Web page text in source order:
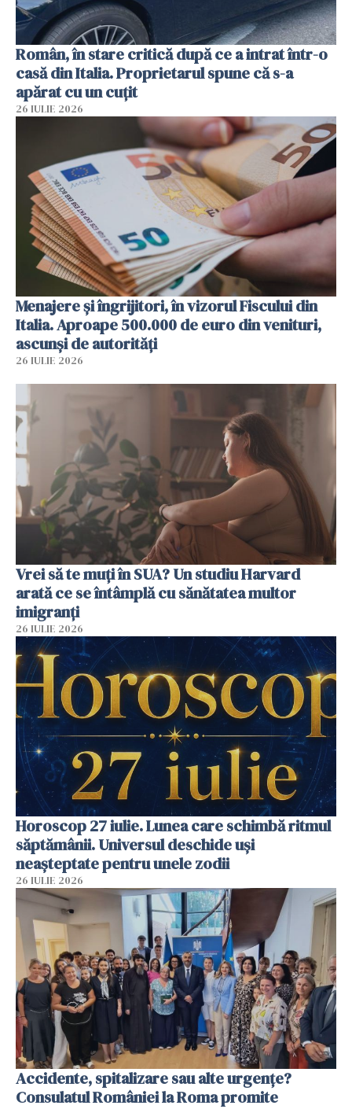
Român, în stare critică după ce a intrat într-o
casă din Italia. Proprietarul spune că s-a
apărat cu un cuțit
26 IULIE 2026
Menajere și îngrijitori, în vizorul Fiscului din
Italia. Aproape 500.000 de euro din venituri,
ascunși de autorități
26 IULIE 2026
Vrei să te muți în SUA? Un studiu Harvard
arată ce se întâmplă cu sănătatea multor
imigranți
26 IULIE 2026
Horoscop 27 iulie. Lunea care schimbă ritmul
săptămânii. Universul deschide uși
neașteptate pentru unele zodii
26 IULIE 2026
Accidente, spitalizare sau alte urgențe?
Consulatul României la Roma promite